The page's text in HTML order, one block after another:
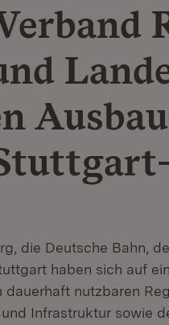
die Deutsche Bahn,
haben sich auf
nutzbaren
Infrastruktur sowie